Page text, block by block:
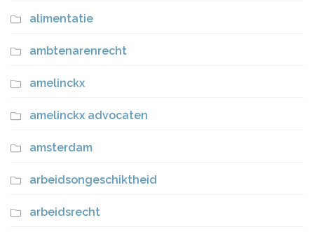
alimentatie
ambtenarenrecht
amelinckx
amelinckx advocaten
amsterdam
arbeidsongeschiktheid
arbeidsrecht